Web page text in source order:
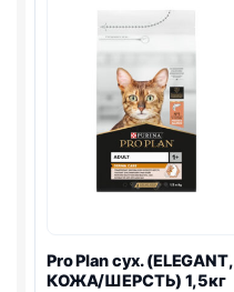
ИНДЕЙКА)
Pro Planсух. (ELEGANT,
КОЖА/ШЕРСТЬ) 1,5кг